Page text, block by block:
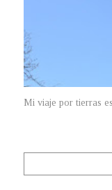
Mi viaje por tierras